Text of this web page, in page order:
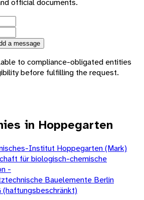
official documents.
a message
to compliance-obligated entities
before fulfilling the request.
in Hoppegarten
Institut Hoppegarten (Mark)
für biologisch-chemische
-
Bauelemente Berlin
(haftungsbeschränkt)